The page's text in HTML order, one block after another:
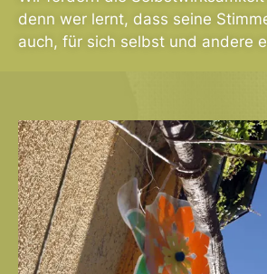
denn wer lernt, dass seine
auch, für sich selbst und andere